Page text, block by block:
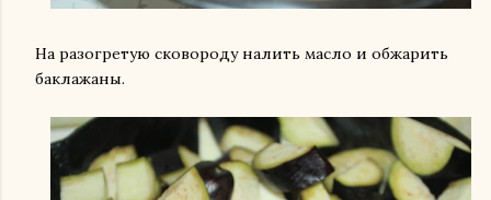
На разогретую сковороду налить масло и обжарить
баклажаны.